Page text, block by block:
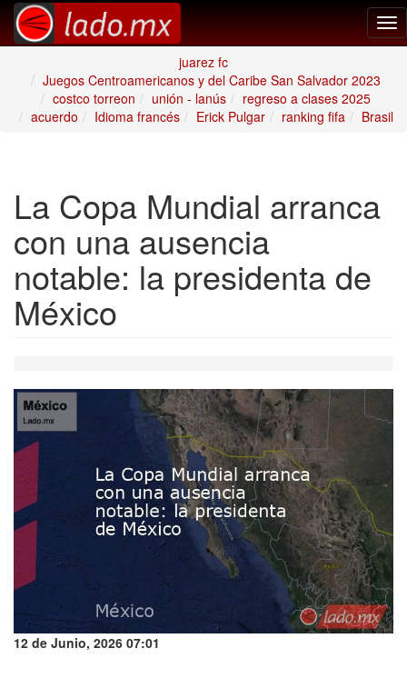
juarez fc
Juegos Centroamericanos y del Caribe San Salvador 2023
costco torreon
unión - lanús
regreso a clases 2025
acuerdo
Idioma francés Erick Pulgar ranking fifa Brasil
La Copa Mundial arranca
con una ausencia
notable: la presidenta de
México
12 de Junio, 2026 07:01